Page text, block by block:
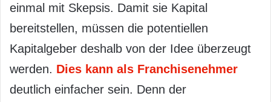
einmal mit Skepsis. Damit sie Kapital
bereitstellen, müssen die potentiellen
Kapitalgeber deshalb von der Idee überzeugt
werden. Dies kann als Franchisenehmer
deutlich einfacher sein. Denn der